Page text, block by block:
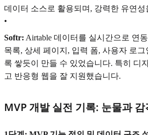
데이터 소스로 활용되며, 강력한 유연성
•
Softr: Airtable 데이터를 실시간으로 연
목록, 상세 페이지, 입력 폼, 사용자 로
록 쌓듯이 만들 수 있었습니다. 특히 디
고 반응형 웹을 잘 지원했습니다.
MVP 개발 실전 기록: 눈물과 감